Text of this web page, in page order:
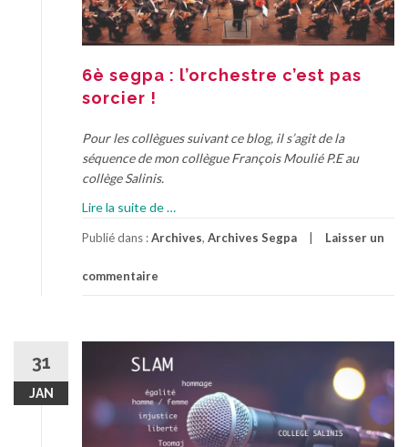
6è segpa : l’orchestre c’est pas
sorcier !
Pour les collègues suivant ce blog, il s’agit de la
séquence de mon collègue François Moulié P.E au
collège Salinis.
Lire la suite de
segpa
sorcier
!
…
Publié dans :Archives, Archives Segpa Laisser un
commentaire
31
JAN